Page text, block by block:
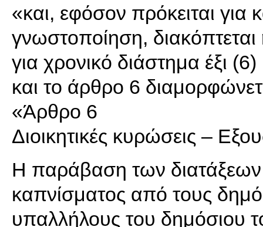
«και, εφόσον πρόκειται για
γνωστοποίηση,
για χρονικό διάστημα έξι
και το άρθρο 6
«Άρθρο 6
Διοικητικές κυρώσεις –
Η παράβαση των
καπνίσματος από τους
υπαλλήλους του δημόσιου